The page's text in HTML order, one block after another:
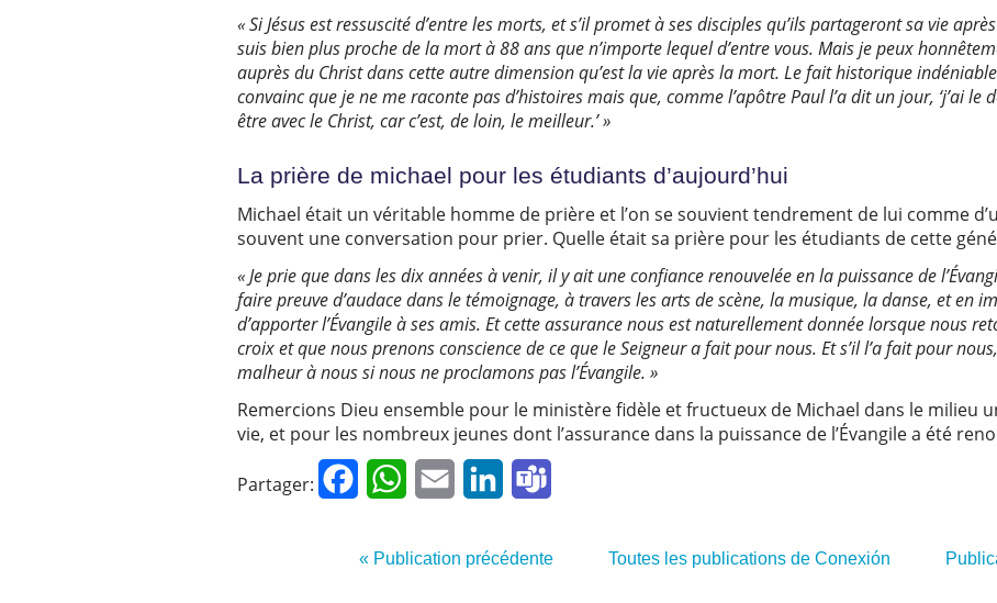
« Si Jésus est ressuscité d’entre les morts, et s’il promet à ses disciples qu’ils partageront sa vie
suis bien plus proche de la mort à 88 ans que n’importe lequel d’entre vous. Mais je peux
auprès du Christ dans cette autre dimension qu’est la vie après la mort. Le fait historique
convainc que je ne me raconte pas d’histoires mais que, comme l’apôtre Paul l’a dit un jour, ‘j’ai
être avec le Christ, car c’est, de loin, le meilleur.’ »
La prière de michael pour les étudiants d’aujourd’hui
Michael était un véritable homme de prière et l’on se souvient tendrement de lui comme
souvent une conversation pour prier. Quelle était sa prière pour les étudiants de cette
« Je prie que dans les dix années à venir, il y ait une confiance renouvelée en la puissance de
faire preuve d’audace dans le témoignage, à travers les arts de scène, la musique, la danse, et en
d’apporter l’Évangile à ses amis. Et cette assurance nous est naturellement donnée lorsque nous
croix et que nous prenons conscience de ce que le Seigneur a fait pour nous. Et s’il l’a fait pour
malheur à nous si nous ne proclamons pas l’Évangile. »
Remercions Dieu ensemble pour le ministère fidèle et fructueux de Michael dans le milieu
vie, et pour les nombreux jeunes dont l’assurance dans la puissance de l’Évangile a été
Partager: FacebookWhatsApp
Email LinkedIn
« Publication précédente Toutes les publications de Conexión